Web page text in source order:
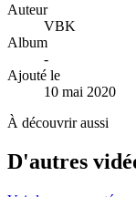
Auteur
VBK
Album
-
Ajouté le
10 mai 2020
À découvrir aussi
D'autres